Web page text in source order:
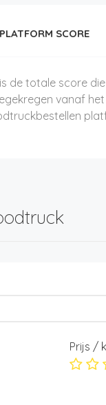
SCORE
de totale score
vanaf
Prijs /